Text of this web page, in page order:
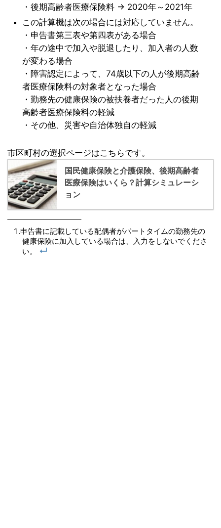
・後期高齢者医療保険料 → 2020年～2021年
この計算機は次の場合には対応していません。
・申告書第三表や第四表がある場合
・年の途中で加入や脱退したり、加入者の人数
が変わる場合
・障害認定によって、74歳以下の人が後期高齢
者医療保険料の対象者となった場合
・勤務先の健康保険の被扶養者だった人の後期
高齢者医療保険料の軽減
・その他、災害や自治体独自の軽減
市区町村の選択ページはこちらです。
国民健康保険と介護保険、後期高齢者
医療保険はいくら？計算シミュレーシ
ョン
申告書に記載している配偶者がパートタイムの勤務先の
健康保険に加入している場合は、入力をしないでくださ
い。
↵